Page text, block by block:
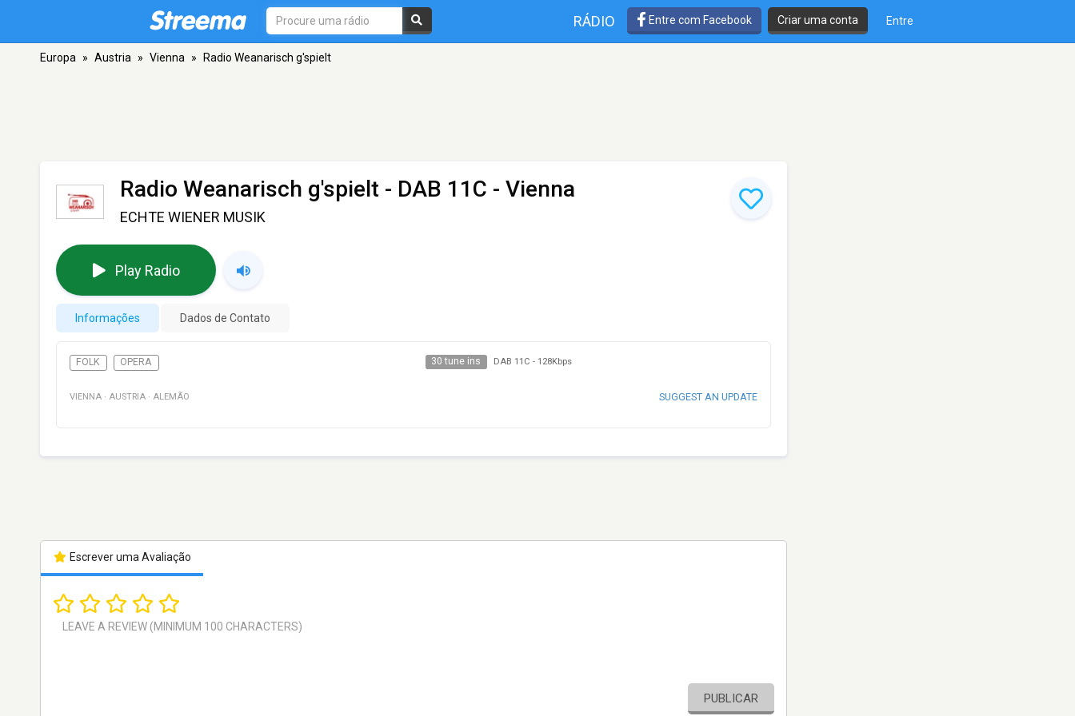
RÁDIO Entre com Facebook Criar uma conta Entre
Europa » Austria » Vienna » Radio Weanarisch g'spielt
Radio Weanarisch g'spielt - DAB 11C - Vienna
ECHTE WIENER MUSIK
Play Radio
Informações Dados de Contato
FOLK OPERA 30 tune ins DAB 11C - 128Kbps
VIENNA · AUSTRIA · ALEMÃO SUGGEST AN UPDATE
Escrever uma Avaliação
PUBLICAR